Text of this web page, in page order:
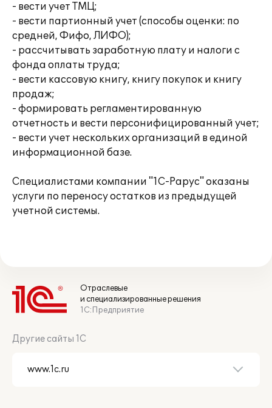
- вести учет ТМЦ;
- вести партионный учет (способы оценки: по
средней, Фифо, ЛИФО);
- рассчитывать заработную плату и налоги с
фонда оплаты труда;
- вести кассовую книгу, книгу покупок и книгу
продаж;
- формировать регламентированную
отчетность и вести персонифицированный учет;
- вести учет нескольких организаций в единой
информационной базе.
Специалистами компании "1С-Рарус" оказаны
услуги по переносу остатков из предыдущей
учетной системы.
Отраслевые
и специализированные решения
1С:Предприятие
Другие сайты 1С